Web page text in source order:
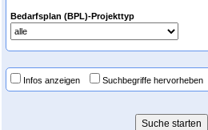
Bedarfsplan (BPL)-Projekttyp
Infos anzeigen Suchbegriffe hervorheben